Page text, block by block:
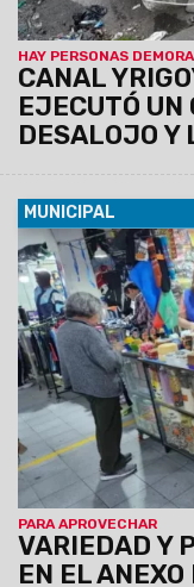
HAY PERSONAS
CANAL
EJECUTÓ UN
DESALOJO Y
MUNICIPAL
PARA APROVECHAR
VARIEDAD Y
EN EL
06/08/2026 En
encontrar alimentos
pescado, cabrito,
de harinas,
limpieza y servicio